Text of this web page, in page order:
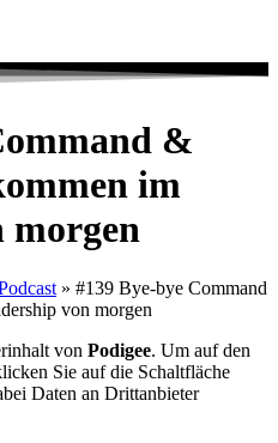
&
im
morgen
» #139 Bye-bye Command
von morgen
von Podigee. Um auf den
Sie auf die Schaltfläche
Daten an Drittanbieter